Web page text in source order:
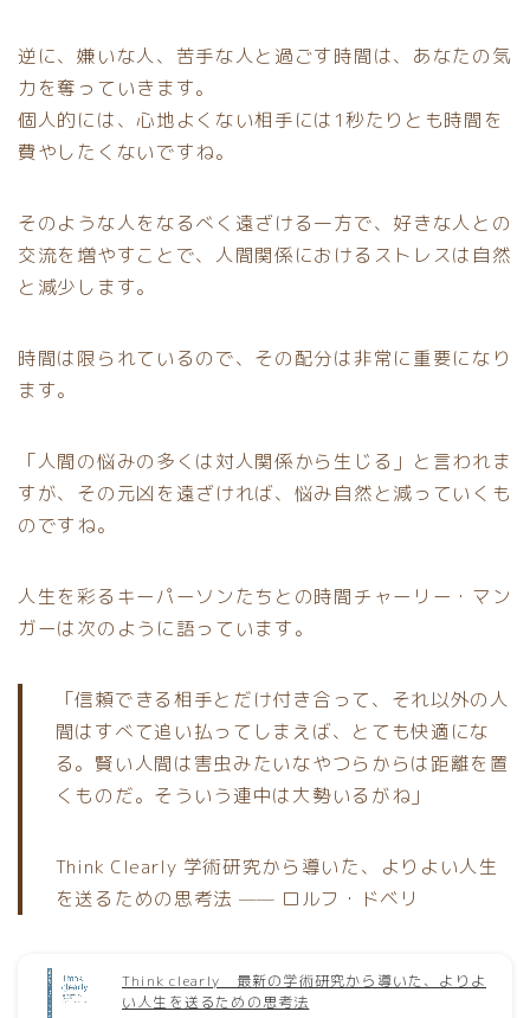
逆に、嫌いな人、苦手な人と過ごす時間は、あなたの気
力を奪っていきます。
個人的には、心地よくない相手には1秒たりとも時間を
費やしたくないですね。
そのような人をなるべく遠ざける一方で、好きな人との
交流を増やすことで、人間関係におけるストレスは自然
と減少します。
時間は限られているので、その配分は非常に重要になり
ます。
「人間の悩みの多くは対人関係から生じる」と言われま
すが、その元凶を遠ざければ、悩み自然と減っていくも
のですね。
人生を彩るキーパーソンたちとの時間チャーリー・マン
ガーは次のように語っています。
「信頼できる相手とだけ付き合って、それ以外の人
間はすべて追い払ってしまえば、とても快適にな
る。賢い人間は害虫みたいなやつらからは距離を置
くものだ。そういう連中は大勢いるがね」
Think Clearly 学術研究から導いた、よりよい人生
を送るための思考法 —— ロルフ・ドベリ
Think clearly 最新の学術研究から導いた、よりよ
い人生を送るための思考法